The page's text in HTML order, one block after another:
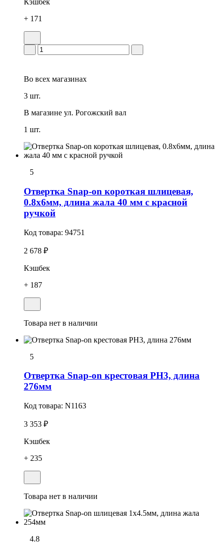
Кэшбек
+ 171
Во всех магазинах
3 шт.
В магазине ул. Рогожский вал
1 шт.
5
Отвеpтка Snap-on короткая шлицевая,
0.8х6мм, длина жала 40 мм с красной
ручкой
Код товара: 94751
2 678 ₽
Кэшбек
+ 187
Товара нет в наличии
5
Отвеpтка Snap-on крестовая РН3, длина
276мм
Код товара: N1163
3 353 ₽
Кэшбек
+ 235
Товара нет в наличии
4.8